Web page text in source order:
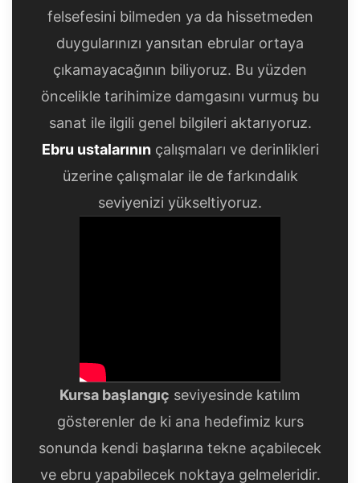
felsefesini bilmeden ya da hissetmeden
duygularınızı yansıtan ebrular ortaya
çıkamayacağının biliyoruz. Bu yüzden
öncelikle tarihimize damgasını vurmuş bu
sanat ile ilgili genel bilgileri aktarıyoruz.
Ebru ustalarınınçalışmaları ve derinlikleri
üzerine çalışmalar ile de farkındalık
seviyenizi yükseltiyoruz.
Kursa başlangıç seviyesinde katılım
gösterenler de ki ana hedefimiz kurs
sonunda kendi başlarına tekne açabilecek
ve ebru yapabilecek noktaya gelmeleridir.